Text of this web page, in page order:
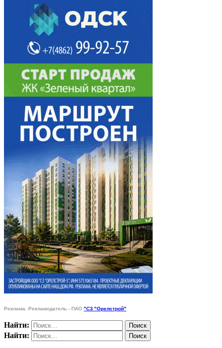
Реклама. Рекламодатель - ПАО "СЗ "Орелстрой"
Найти:
Найти: